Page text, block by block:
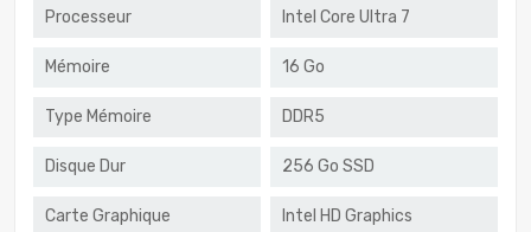
Processeur Intel Core Ultra 7
Mémoire 16 Go
Type Mémoire DDR5
Disque Dur 256 Go SSD
Carte Graphique Intel HD Graphics